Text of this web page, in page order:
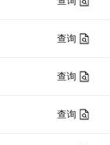
查询
查询
查询